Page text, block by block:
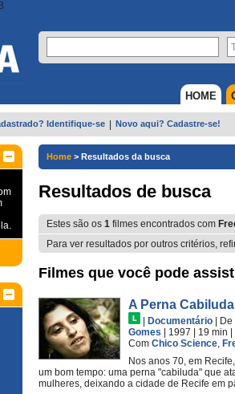
HOME
Identifique-se Novo aqui? Cadastre-se!
Home > Resultados da busca
Resultados de busca
Estes são os 1 filmes encontrados com
Para ver resultados por outros critérios,
Filmes que você pode
A Perna Cabiluda
Documentário De
Gomes
| 1997 | 19 min
Com Chico Science,
Nos anos 70, em
um bom tempo: uma perna "cabiluda" que
mulheres, deixando a cidade de Recife em